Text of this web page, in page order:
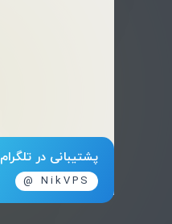
پشتیبانی در تلگرام
NikVPS @